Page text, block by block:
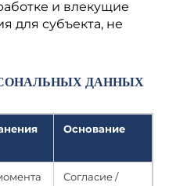
и влекущие
для субъекта, не
ДАННЫХ
Основание
Согласие /